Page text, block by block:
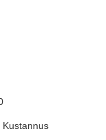
Kustannus